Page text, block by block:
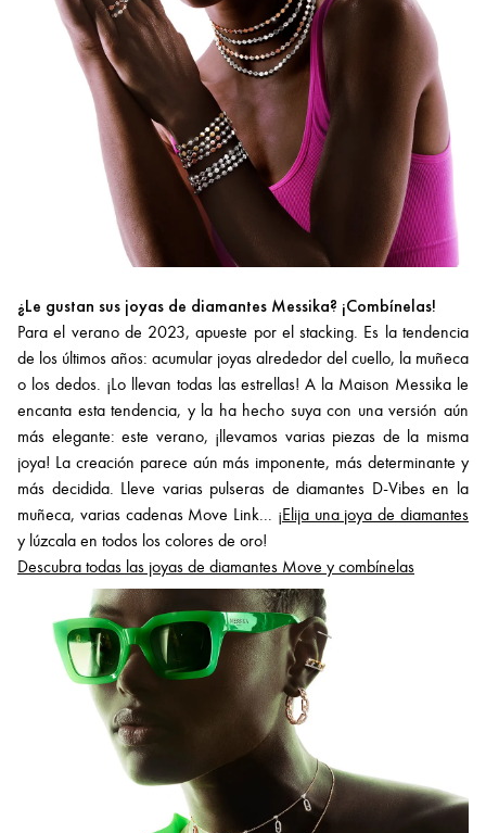
¿Le gustan sus joyas de diamantes Messika? ¡Combínelas!
Para el verano de 2023, apueste por el stacking. Es la tendencia
de los últimos años: acumular joyas alrededor del cuello, la muñeca
o los dedos. ¡Lo llevan todas las estrellas! A la Maison Messika le
encanta esta tendencia, y la ha hecho suya con una versión aún
más elegante: este verano, ¡llevamos varias piezas de la misma
joya! La creación parece aún más imponente, más determinante y
más decidida. Lleve varias pulseras de diamantes D-Vibes en la
muñeca, varias cadenas Move Link... ¡Elija una joya de diamantes
y lúzcala en todos los colores de oro!
Descubra todas las joyas de diamantes Move y combínelas